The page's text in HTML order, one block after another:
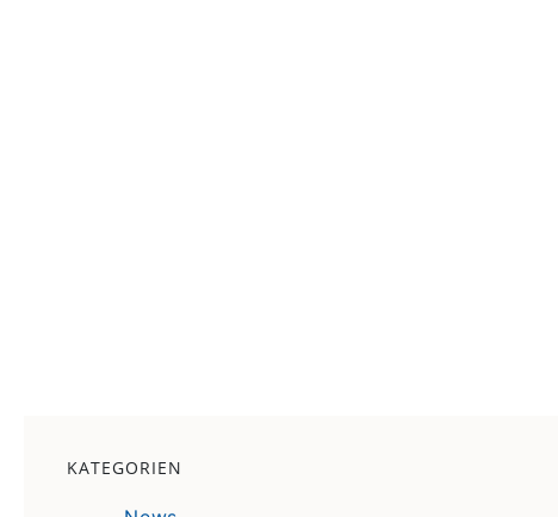
KATEGORIEN